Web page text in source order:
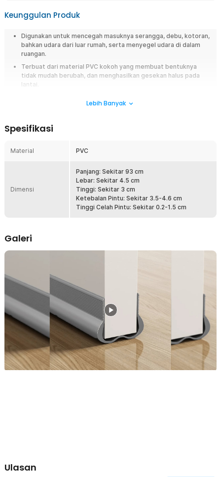
Keunggulan Produk
Digunakan untuk mencegah masuknya serangga, debu, kotoran,
bahkan udara dari luar rumah, serta menyegel udara di dalam
ruangan.
Terbuat dari material PVC kokoh yang membuat bentuknya
tidak mudah berubah, dan menghasilkan gesekan halus pada
lantai.
dan menempelkan pada perekat.
Overview
penutup pintu yang satu ini. Dengan menggunakan penghalang, celah di
bawah pintu akan tertutup. Hal ini dapat mencegah masuknya serangga,
debu, kotoran, bahkan udara dari luar rumah. Suhu ruangan pun menjadi
lebih stabil terutama di ruangan ber-AC. Walaupun dapat menutup celah
dengan baik, lis penutup ini tidak akan menghambat gerakan pintu rumah
Fitur
Penghalang Debu dan Serangga
memasang lis penutup ini untuk menutup celahnya. Debu, kotoran,
dan serangga pun tak bisa menyelinap masuk ke dalam rumah.
Jaga Kestabilan Suhu Ruangan
Tidak hanya sebagai penghalang debu dan serangga. Lis penutup
ini juga bisa digunakan untuk menyegel udara di dalam ruangan.
Dengan begitu, lis ini cocok digunakan di ruangan ber-AC karena
suhu dingin dari AC tidak akan keluar dari ruangan.
Tidak Menimbulkan Suara Gesekan
Memasang lis penutup pintu tidak akan menghambat gerakan pintu
rumah Anda. Material dan desain yang digunakan menghasilkan
Anda bisa langsung menyelipkan dan merekatkan lis ini
menggunakan perekat di tempat yang diinginkan. Jika terlalu
Lebih Banyak
Spesifikasi
Material PVC
Dimensi
Panjang: Sekitar 93 cm
Lebar: Sekitar 4.5 cm
Tinggi: Sekitar 3 cm
Ketebalan Pintu: Sekitar 3.5-4.6 cm
Tinggi Celah Pintu: Sekitar 0.2-1.5 cm
Galeri
Ulasan